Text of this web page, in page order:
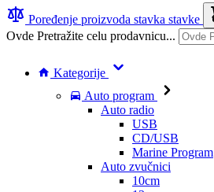
Poređenje proizvoda stavka stavke
Ovde Pretražite celu prodavnicu...
Kategorije
Auto program
Auto radio
USB
CD/USB
Marine Program
Auto zvučnici
10cm